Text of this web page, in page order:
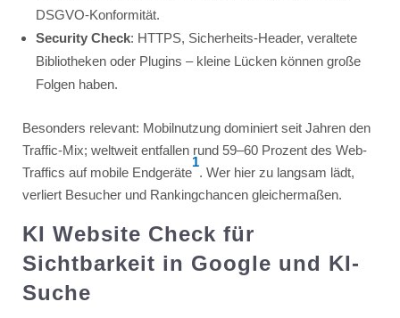
DSGVO-Konformität.
Security Check: HTTPS, Sicherheits-Header, veraltete
Bibliotheken oder Plugins – kleine Lücken können große
Folgen haben.
Besonders relevant: Mobilnutzung dominiert seit Jahren den
Traffic-Mix; weltweit entfallen rund 59–60 Prozent des Web-
Traffics auf mobile Endgeräte
1
. Wer hier zu langsam lädt,
verliert Besucher und Rankingchancen gleichermaßen.
KI Website Check für
Sichtbarkeit in Google und KI-
Suche